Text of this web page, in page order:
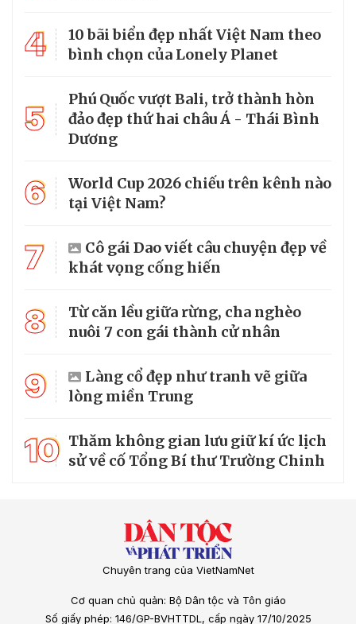
4
10 bãi biển đẹp nhất Việt Nam theo
bình chọn của Lonely Planet
5
Phú Quốc vượt Bali, trở thành hòn
đảo đẹp thứ hai châu Á - Thái Bình
Dương
6
World Cup 2026 chiếu trên kênh nào
tại Việt Nam?
7
Cô gái Dao viết câu chuyện đẹp về
khát vọng cống hiến
8
Từ căn lều giữa rừng, cha nghèo
nuôi 7 con gái thành cử nhân
9
Làng cổ đẹp như tranh vẽ giữa
lòng miền Trung
10 Thăm không gian lưu giữ kí ức lịch
sử về cố Tổng Bí thư Trường Chinh
Chuyên trang của VietNamNet
Cơ quan chủ quản: Bộ Dân tộc và Tôn giáo
Số giấy phép: 146/GP-BVHTTDL, cấp ngày 17/10/2025